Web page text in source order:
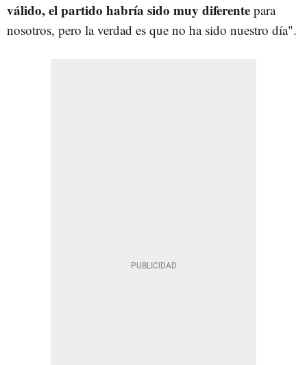
válido, el partido habría sido muy diferente para
nosotros, pero la verdad es que no ha sido nuestro día".